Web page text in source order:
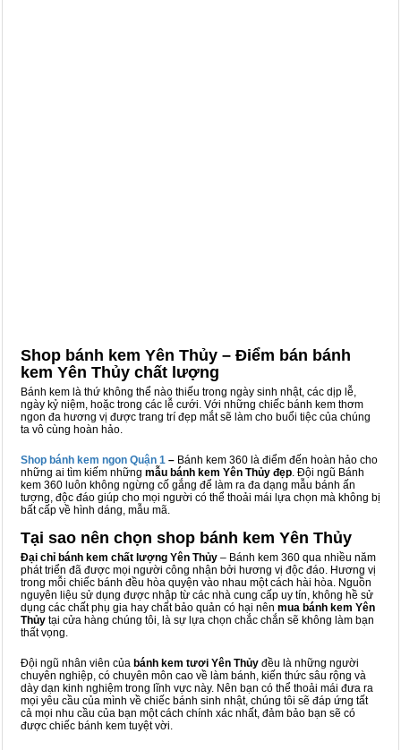
Shop bánh kem Yên Thủy – Điểm bán bánh
kem Yên Thủy chất lượng
Bánh kem là thứ không thể nào thiếu trong ngày sinh nhật, các dịp lễ,
ngày kỷ niệm, hoặc trong các lễ cưới. Với những chiếc bánh kem thơm
ngon đa hương vị được trang trí đẹp mắt sẽ làm cho buổi tiệc của chúng
ta vô cùng hoàn hảo.
Shop bánh kem ngon Quận 1 – Bánh kem 360 là điểm đến hoàn hảo cho
những ai tìm kiếm những mẫu bánh kem Yên Thủy đẹp. Đội ngũ Bánh
kem 360 luôn không ngừng cố gắng để làm ra đa dạng mẫu bánh ấn
tượng, độc đáo giúp cho mọi người có thể thoải mái lựa chọn mà không bị
bất cấp về hình dáng, mẫu mã.
Tại sao nên chọn shop bánh kem Yên Thủy
Đại chỉ bánh kem chất lượng Yên Thủy – Bánh kem 360 qua nhiều năm
phát triển đã được mọi người công nhận bởi hương vị độc đáo. Hương vị
trong mỗi chiếc bánh đều hòa quyện vào nhau một cách hài hòa. Nguồn
nguyên liệu sử dụng được nhập từ các nhà cung cấp uy tín, không hề sử
dụng các chất phụ gia hay chất bảo quản có hại nên mua bánh kem Yên
Thủy tại cửa hàng chúng tôi, là sự lựa chọn chắc chắn sẽ không làm bạn
thất vọng.
Đội ngũ nhân viên của bánh kem tươi Yên Thủy đều là những người
chuyên nghiệp, có chuyên môn cao về làm bánh, kiến thức sâu rộng và
dày dạn kinh nghiệm trong lĩnh vực này. Nên bạn có thể thoải mái đưa ra
mọi yêu cầu của mình về chiếc bánh sinh nhật, chúng tôi sẽ đáp ứng tất
cả mọi nhu cầu của bạn một cách chính xác nhất, đảm bảo bạn sẽ có
được chiếc bánh kem tuyệt vời.